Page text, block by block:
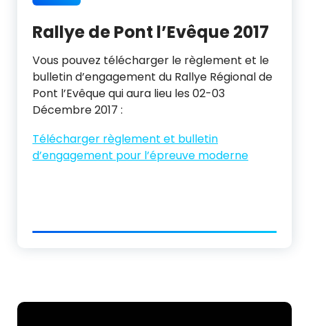
Rallye de Pont l’Evêque 2017
Vous pouvez télécharger le règlement et le
bulletin d’engagement du Rallye Régional de
Pont l’Evêque qui aura lieu les 02-03
Décembre 2017 :
Télécharger règlement et bulletin
d’engagement pour l’épreuve moderne